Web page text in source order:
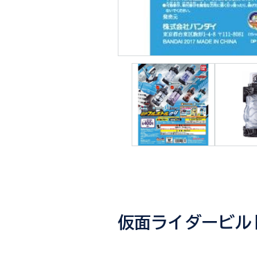
仮面ライダービル